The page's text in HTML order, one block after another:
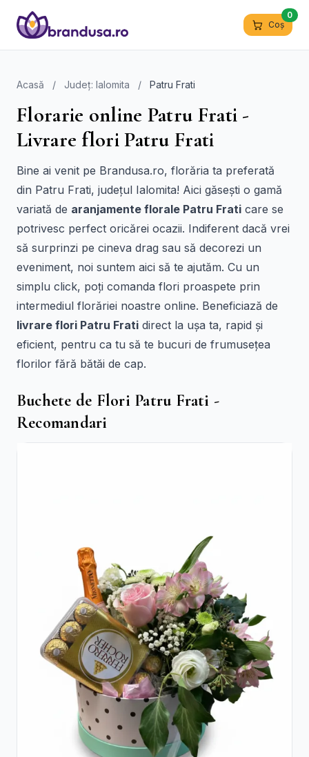
Coș
0
Acasă / Județ: Ialomita / Patru Frati
Florarie online Patru Frati -
Livrare flori Patru Frati
Bine ai venit pe Brandusa.ro, florăria ta preferată
din Patru Frati, județul Ialomita! Aici găsești o gamă
variată de aranjamente florale Patru Frati care se
potrivesc perfect oricărei ocazii. Indiferent dacă vrei
să surprinzi pe cineva drag sau să decorezi un
eveniment, noi suntem aici să te ajutăm. Cu un
simplu click, poți comanda flori proaspete prin
intermediul florăriei noastre online. Beneficiază de
livrare flori Patru Frati direct la ușa ta, rapid și
eficient, pentru ca tu să te bucuri de frumusețea
florilor fără bătăi de cap.
Buchete de Flori Patru Frati -
Recomandari